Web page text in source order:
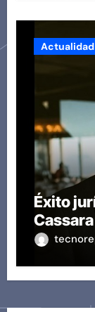
Actualidad
Éxito